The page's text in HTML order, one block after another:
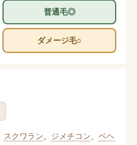
普通毛◎
ダメージ毛○
スクワラン ジメチコン
ベヘ